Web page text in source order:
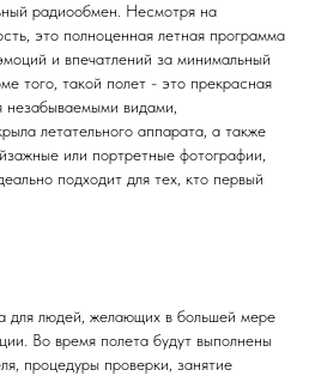
радиообмен. Несмотря на
это полноценная летная программа
и впечатлений за минимальный
того, такой полет - это прекрасная
незабываемыми видами,
летательного аппарата, а также
или портретные фотографии,
подходит для тех, кто первый
для людей, желающих в большей мере
Во время полета будут выполнены
процедуры проверки, занятие